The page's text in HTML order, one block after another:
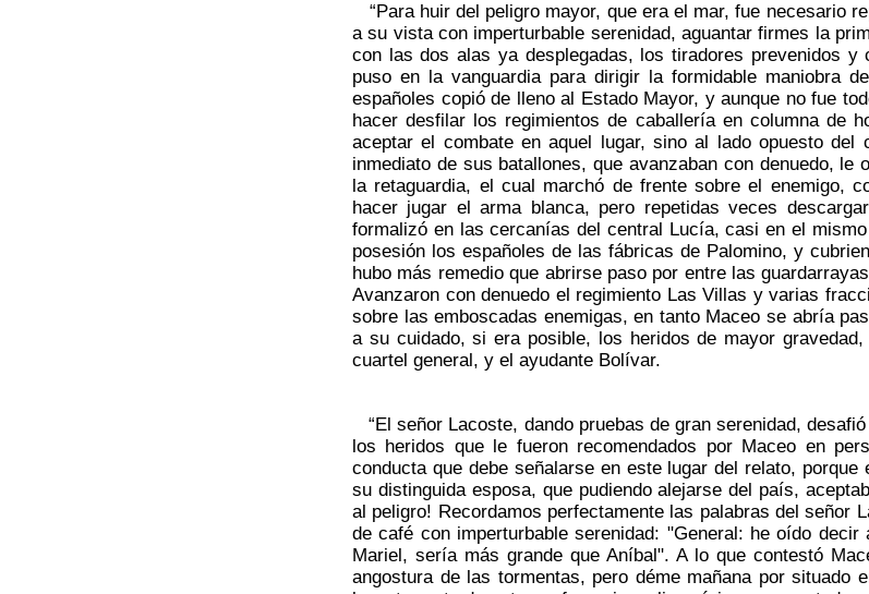
“Para huir del peligro mayor, que era el mar, fue necesario
a su vista con imperturbable serenidad, aguantar firmes la
con las dos alas ya desplegadas, los tiradores prevenidos
puso en la vanguardia para dirigir la formidable maniobra
españoles copió de lleno al Estado Mayor, y aunque no fue
hacer desfilar los regimientos de caballería en columna de
aceptar el combate en aquel lugar, sino al lado opuesto
inmediato de sus batallones, que avanzaban con denuedo,
la retaguardia, el cual marchó de frente sobre el enemigo,
hacer jugar el arma blanca, pero repetidas veces
formalizó en las cercanías del central Lucía, casi en el
posesión los españoles de las fábricas de Palomino, y
hubo más remedio que abrirse paso por entre las
Avanzaron con denuedo el regimiento Las Villas y varias
sobre las emboscadas enemigas, en tanto Maceo se abría
a su cuidado, si era posible, los heridos de mayor
cuartel general, y el ayudante Bolívar.
“El señor Lacoste, dando pruebas de gran serenidad,
los heridos que le fueron recomendados por Maceo en
conducta que debe señalarse en este lugar del relato,
su distinguida esposa, que pudiendo alejarse del país,
al peligro! Recordamos perfectamente las palabras del
de café con imperturbable serenidad: "General: he oído
Mariel, sería más grande que Aníbal". A lo que contestó
angostura de las tormentas, pero déme mañana por